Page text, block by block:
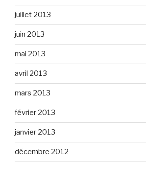
juillet 2013
juin 2013
mai 2013
avril 2013
mars 2013
février 2013
janvier 2013
décembre 2012